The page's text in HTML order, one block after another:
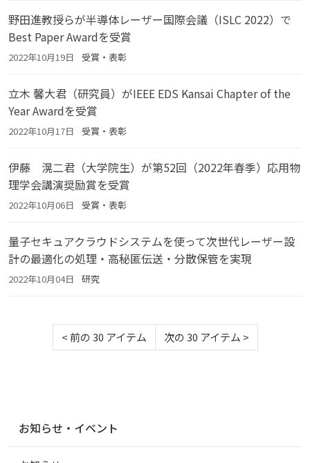
野田進教授らが半導体レーザー国際会議（ISLC 2022）で
Best Paper Awardを受賞
2022年10月19日 受賞・表彰
立木 馨大君（研究員）がIEEE EDS Kansai Chapter of the
Year Awardを受賞
2022年10月17日 受賞・表彰
伊藤 滉二君（大学院生）が第52回（2022年春季）応用物
理学会講演奨励賞を受賞
2022年10月06日 受賞・表彰
量子セキュアクラウドシステムを使って次世代レーザー設
計の最適化の処理・高秘匿伝送・分散保管を実現
2022年10月04日 研究
<前の 30 アイテム 次の 30 アイテム >
ゲ
お知らせ・イベント